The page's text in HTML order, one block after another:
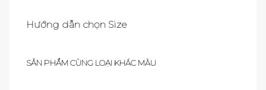
Hướng dẫn chọn Size
SẢN PHẨM CÙNG LOẠI KHÁC MÀU